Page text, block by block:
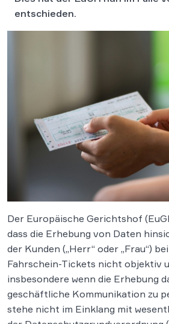
entschieden.
Der Europäische Gerichtshof
dass die Erhebung von Daten
der Kunden („Herr“ oder „Frau“)
Fahrschein-Tickets nicht objektiv
insbesondere wenn die Erhebung
geschäftliche Kommunikation zu
stehe nicht im Einklang mit